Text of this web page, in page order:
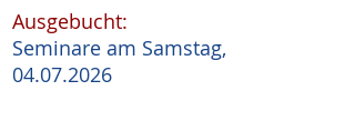
Ausgebucht:
Seminare am Samstag,
04.07.2026